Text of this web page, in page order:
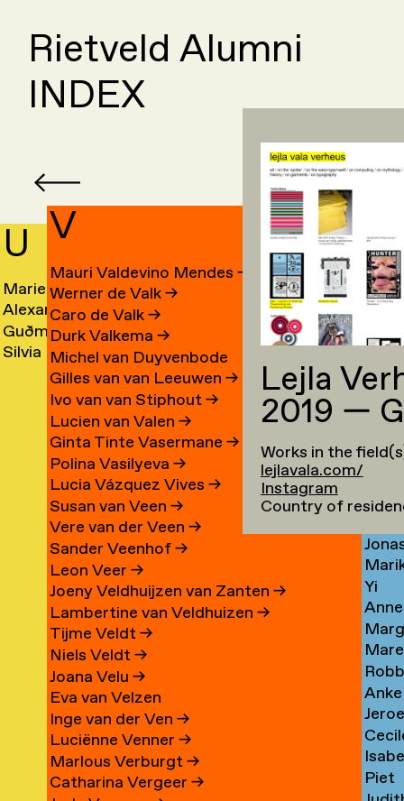
Rietveld Alumni
INDEX
U V W
Marieke
Ubbink
→
Alexander
Karl
Übelhör
Guðmundur
Úlfarsson
Silvia
Marquez
Mauri Valdevino Mendes →
Werner de Valk→
Caro de Valk→
Durk Valkema →
Michel van Duyvenbode
Gilles van van Leeuwen →
Ivo van van Stiphout→
Lucien van Valen →
Ginta Tinte Vasermane →
Polina Vasilyeva →
Lucia Vázquez Vives →
Susan van Veen →
Vere van der Veen →
Sander Veenhof→
Leon Veer →
Joeny Veldhuijzen van Zanten →
Lambertine van Veldhuizen →
Tijme Veldt→
Niels Veldt→
Joana Velu →
Eva van Velzen
Inge van der Ven →
Luciënne Venner →
Marlous Verburgt→
Catharina Vergeer →
van
de
→
→
Wais
→
de
→
→
van
der
→
→
→
Yi
→
van
→
van
de
→
Anke
ter
Welle
→
→
Piet
Lejla
2019 —
Works in the
lejlavala.com/
Instagram
Country of